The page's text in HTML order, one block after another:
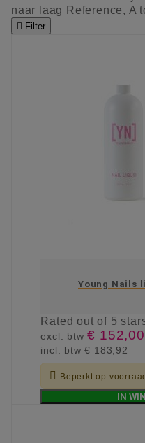
naar laag Reference, A
 Filter
Young Nails
Ratedout of 5
excl. btw€ 152,00
incl. btw€ 183,92
 Beperkt op voorraad
IN